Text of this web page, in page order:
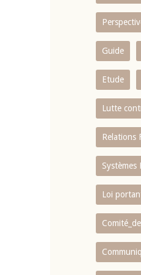
Guide
Etude
Lutte
Relations
Systèmes
Loi